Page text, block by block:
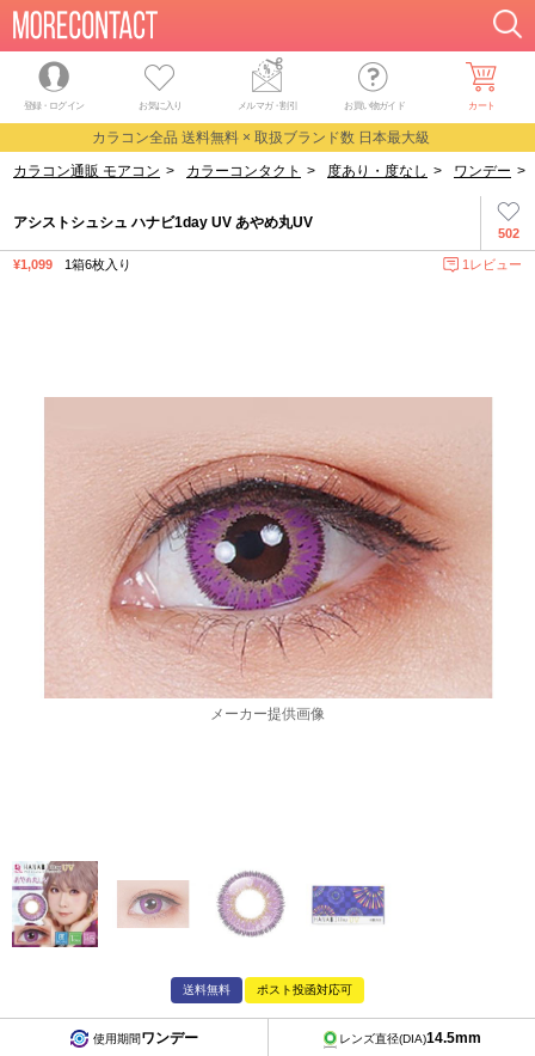
登録・ログイン お気に入り メルマガ・割引 お買い物ガイド カート
カラコン全品 送料無料 × 取扱ブランド数 日本最大級
カラコン通販 モアコン > カラーコンタクト > 度あり・度なし > ワンデー >
502
アシストシュシュ ハナビ1day UV あやめ丸UV
¥1,099 1箱6枚入り 1レビュー
メーカー提供画像
送料無料 ポスト投函対応可
使用期間ワンデー レンズ直径(DIA)14.5mm